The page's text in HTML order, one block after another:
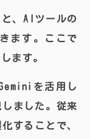
、AIツールの
ます。ここで
ます。
を活用し
ました。従来
することで、